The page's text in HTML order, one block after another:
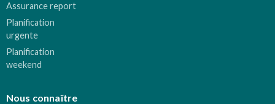
Assurance report
Planification
urgente
Planification
weekend
Nous connaître